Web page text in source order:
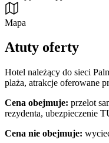
Mapa
Atuty oferty
Hotel należący do sieci
plaża, atrakcje oferowane
Cena obejmuje: przelot
rezydenta, ubezpieczenie
Cena nie obejmuje: